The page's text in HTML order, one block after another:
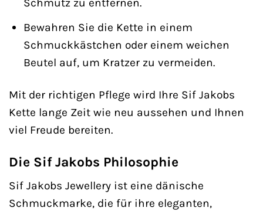
Schmutz zu entfernen.
Bewahren Sie die Kette in einem
Schmuckkästchen oder einem weichen
Beutel auf, um Kratzer zu vermeiden.
Mit der richtigen Pflege wird Ihre Sif Jakobs
Kette lange Zeit wie neu aussehen und Ihnen
viel Freude bereiten.
Die Sif Jakobs Philosophie
Sif Jakobs Jewellery ist eine dänische
Schmuckmarke, die für ihre eleganten,